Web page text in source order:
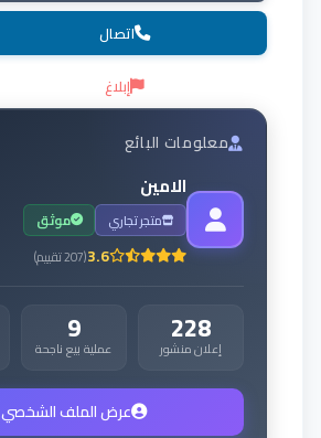
اتصال
إبلاغ
معلومات البائع
الامين
متجر تجاري موثق
3.6
(
207تقييم)
228
إعلان منشور 9
عملية بيع ناجحة
عرض الملف الشخصي